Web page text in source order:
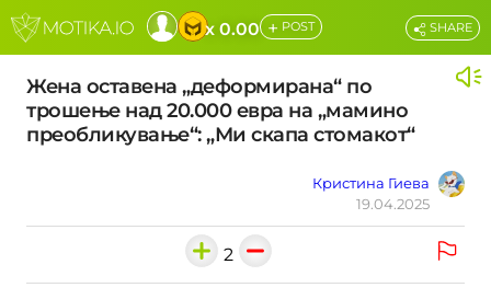
x 0.00 + POST
Жена оставена „деформирана“ по
трошење над 20.000 евра на „мамино
преобликување“: „Ми скапа стомакот“
Кристина Гиева
19.04.2025
SHARE
2